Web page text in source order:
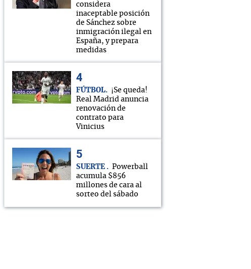
considera
inaceptable posición
de Sánchez sobre
inmigración ilegal en
España, y prepara
medidas
FÚTBOL
¡Se queda!
Real Madrid anuncia
renovación de
contrato para
Vinicius
SUERTE
Powerball
acumula $856
millones de cara al
sorteo del sábado